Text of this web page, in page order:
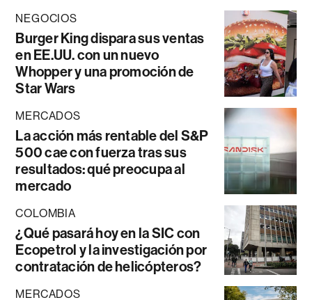
NEGOCIOS
Burger King dispara sus ventas
en EE.UU. con un nuevo
Whopper y una promoción de
Star Wars
MERCADOS
La acción más rentable del S&P
500 cae con fuerza tras sus
resultados: qué preocupa al
mercado
COLOMBIA
¿Qué pasará hoy en la SIC con
Ecopetrol y la investigación por
contratación de helicópteros?
MERCADOS